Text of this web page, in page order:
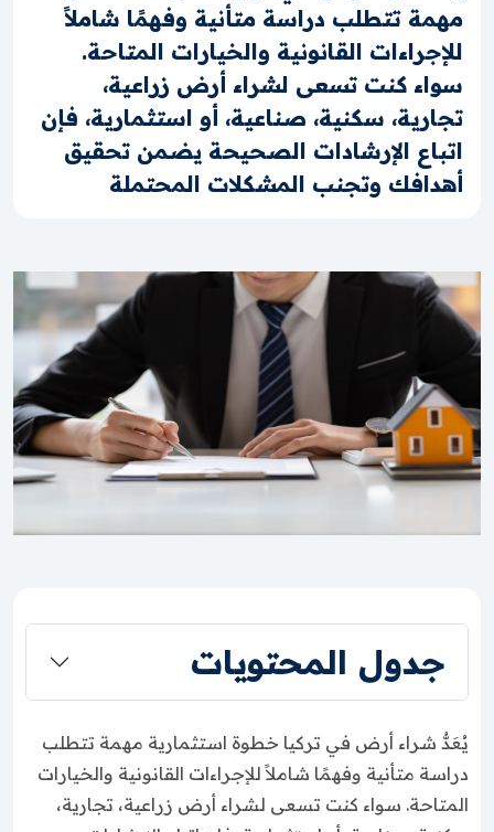
مهمة تتطلب دراسة متأنية وفهمًا شاملاً
للإجراءات القانونية والخيارات المتاحة.
سواء كنت تسعى لشراء أرض زراعية،
تجارية، سكنية، صناعية، أو استثمارية، فإن
اتباع الإرشادات الصحيحة يضمن تحقيق
أهدافك وتجنب المشكلات المحتملة
جدول المحتويات
يُعَدُّ شراء أرض في تركيا خطوة استثمارية مهمة تتطلب
دراسة متأنية وفهمًا شاملاً للإجراءات القانونية والخيارات
المتاحة. سواء كنت تسعى لشراء أرض زراعية، تجارية،